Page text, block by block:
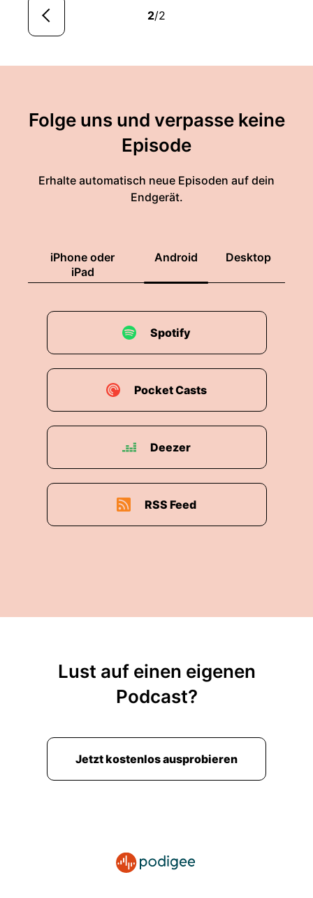
2/2
Folge uns und verpasse keine
Episode
Erhalte automatisch neue Episoden auf dein
Endgerät.
iPhone oder
iPad
Android Desktop
Spotify
Pocket Casts
Deezer
RSS Feed
Lust auf einen eigenen
Podcast?
Jetzt kostenlos ausprobieren